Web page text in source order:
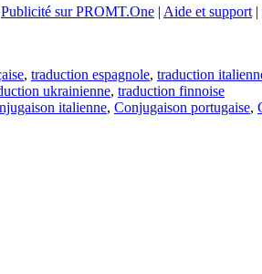
Publicité sur PROMT.One | Aide et support |
, traduction espagnole, traduction
ukrainienne, traduction finnoise
italienne, Conjugaison portugaise,